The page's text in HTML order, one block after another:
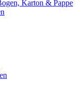
Karton & Pappe